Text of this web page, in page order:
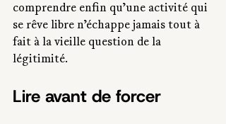
comprendre enfin qu’une activité qui
se rêve libre n’échappe jamais tout à
fait à la vieille question de la
légitimité.
Lire avant de forcer